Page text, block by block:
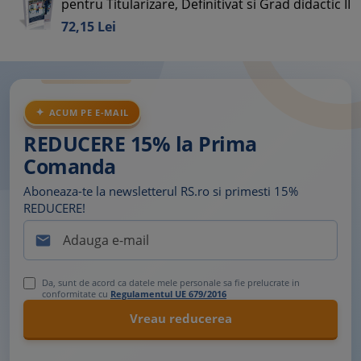
pentru Titularizare, Definitivat si Grad didactic II
72,15 Lei
ACUM PE E-MAIL
REDUCERE 15% la Prima
Comanda
Aboneaza-te la newsletterul RS.ro si primesti 15%
REDUCERE!

Da, sunt de acord ca datele mele personale sa fie prelucrate in
conformitate cu Regulamentul UE 679/2016